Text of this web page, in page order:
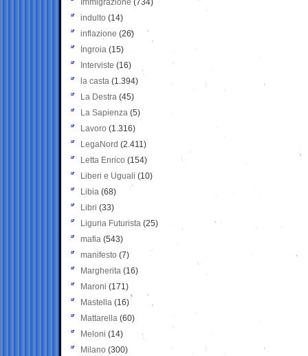
Immigrazione (734)
indulto (14)
inflazione (26)
Ingroia (15)
Interviste (16)
la casta (1.394)
La Destra (45)
La Sapienza (5)
Lavoro (1.316)
LegaNord (2.411)
Letta Enrico (154)
Liberi e Uguali (10)
Libia (68)
Libri (33)
Liguria Futurista (25)
mafia (543)
manifesto (7)
Margherita (16)
Maroni (171)
Mastella (16)
Mattarella (60)
Meloni (14)
Milano (300)